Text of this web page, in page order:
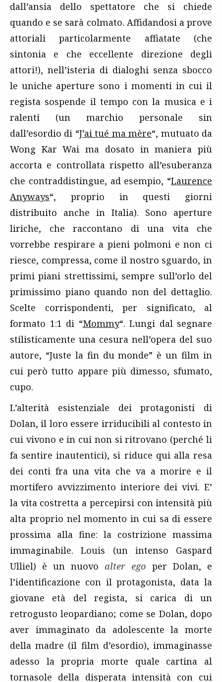
dall’ansia dello spettatore che si chiede
quando e se sarà colmato. Affidandosi a prove
attoriali particolarmente affiatate (che
sintonia e che eccellente direzione degli
attori!), nell’isteria di dialoghi senza sbocco
le uniche aperture sono i momenti in cui il
regista sospende il tempo con la musica e i
ralenti (un marchio personale sin
dall’esordio di “J’ai tué ma mère“, mutuato da
Wong Kar Wai ma dosato in maniera più
accorta e controllata rispetto all’esuberanza
che contraddistingue, ad esempio, “Laurence
Anyways“, proprio in questi giorni
distribuito anche in Italia). Sono aperture
liriche, che raccontano di una vita che
vorrebbe respirare a pieni polmoni e non ci
riesce, compressa, come il nostro sguardo, in
primi piani strettissimi, sempre sull’orlo del
primissimo piano quando non del dettaglio.
Scelte corrispondenti, per significato, al
formato 1:1 di “Mommy“. Lungi dal segnare
stilisticamente una cesura nell’opera del suo
autore, “Juste la fin du monde” è un film in
cui però tutto appare più dimesso, sfumato,
cupo.
L’alterità esistenziale dei protagonisti di
Dolan, il loro essere irriducibili al contesto in
cui vivono e in cui non si ritrovano (perché li
fa sentire inautentici), si riduce qui alla resa
dei conti fra una vita che va a morire e il
mortifero avvizzimento interiore dei vivi. E’
la vita costretta a percepirsi con intensità più
alta proprio nel momento in cui sa di essere
prossima alla fine: la costrizione massima
immaginabile. Louis (un intenso Gaspard
Ulliel) è un nuovo alter ego per Dolan, e
l’identificazione con il protagonista, data la
giovane età del regista, si carica di un
retrogusto leopardiano; come se Dolan, dopo
aver immaginato da adolescente la morte
della madre (il film d’esordio), immaginasse
adesso la propria morte quale cartina al
tornasole della disperata intensità con cui